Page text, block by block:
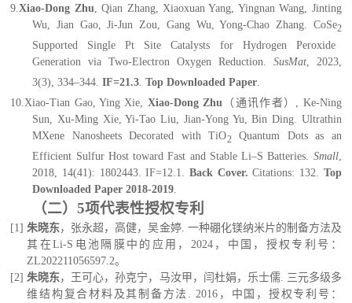
9.Xiao-Dong Zhu, Qian Zhang, Xiaoxuan Yang, Yingnan Wang, Jinting
Wu, Jian Gao, Ji-Jun Zou, Gang Wu, Yong-Chao Zhang. CoSe2
Supported Single Pt Site Catalysts for Hydrogen Peroxide
Generation via Two-Electron Oxygen Reduction. SusMat, 2023,
3(3), 334–344.IF=21.3 Top Downloaded Paper
10. Xiao-Tian Gao, Ying Xie, Xiao-Dong Zhu （通讯作者）
, Ke-Ning
Sun, Xu-Ming Xie, Yi-Tao Liu, Jian-Yong Yu, Bin Ding. Ultrathin
MXene Nanosheets Decorated with TiO2Quantum Dots as an
Efficient Sulfur Host toward Fast and Stable Li–S Batteries. Small,
2018, 14(41): 1802443. IF=1 2.1 Back Cover.Citations: 132 Top
Downloaded Paper 2018-2019
（二）5项代表性授权专利
[1]朱晓东，张永超，高健，吴金婷. 一种硼化镁纳米片的制备方法及
其在Li-S电池隔膜中的应用， 2024，中国， 授权专利号：
ZL202211056597.2。
[2]朱晓东，王可心，孙克宁，马汝甲，闫杜娟，乐士儒. 三元多级多
维结构复合材料及其制备方法. 2016，中国，授权专利号：